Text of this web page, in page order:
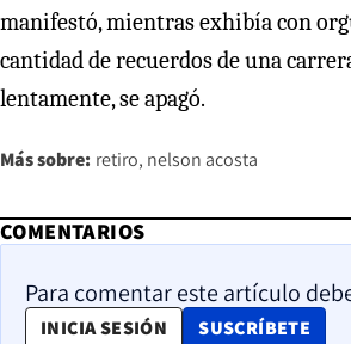
manifestó, mientras exhibía con
cantidad de recuerdos de una
lentamente, se apagó.
Más sobre: retiro nelson acosta
COMENTARIOS
Para comentar este artículo
INICIA SESIÓN SUSCRÍBETE
OPENS IN NEW